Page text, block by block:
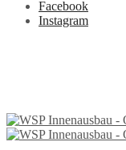
Facebook
Instagram